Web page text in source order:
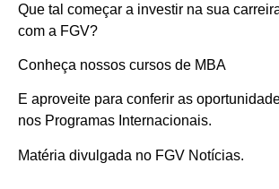
Que tal começar a investir na sua
com a FGV?
Conheça nossos cursos de MBA
E aproveite para conferir as
nos Programas Internacionais.
Matéria divulgada no FGV Notícias.